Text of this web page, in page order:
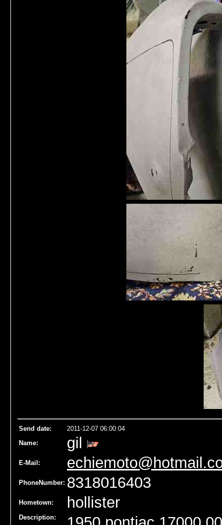
Send date:
2011-12-07 06:00:04
Name: gil
E-Mail:
PhoneNumber: 8318016403
Hometown: hollister
Description: